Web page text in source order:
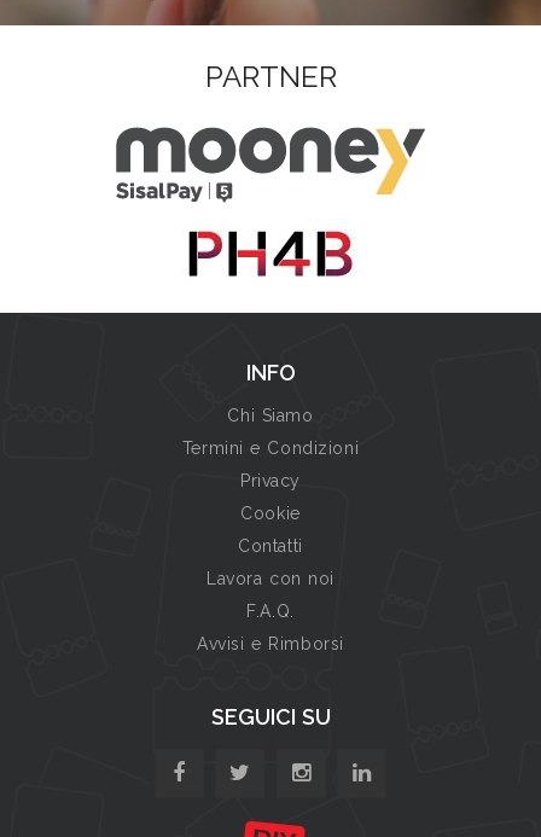
PARTNER
INFO
Chi Siamo
Termini e Condizioni
Privacy
Cookie
Contatti
Lavora con noi
F.A.Q.
Avvisi e Rimborsi
SEGUICI SU